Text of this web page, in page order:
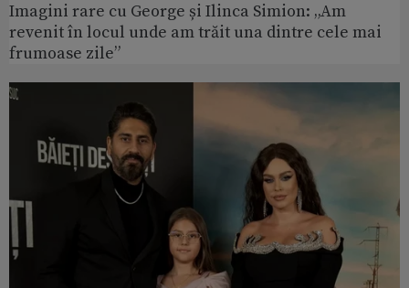
Imagini rare cu George și Ilinca Simion: „Am
revenit în locul unde am trăit una dintre cele mai
frumoase zile”